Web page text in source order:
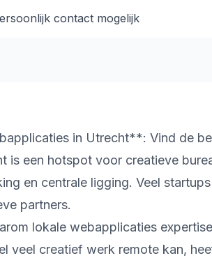
contact mogelijk
in Utrecht**: Vind de
is een hotspot voor creatieve
en centrale ligging. Veel
partners.
lokale webapplicaties
veel creatief werk remote kan,